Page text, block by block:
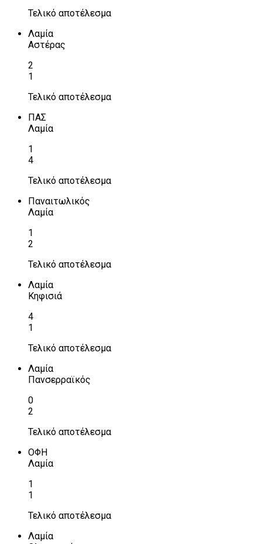
Τελικό αποτέλεσμα
Λαμία
Αστέρας
2
1
Τελικό αποτέλεσμα
ΠΑΣ
Λαμία
1
4
Τελικό αποτέλεσμα
Παναιτωλικός
Λαμία
1
2
Τελικό αποτέλεσμα
Λαμία
Κηφισιά
4
1
Τελικό αποτέλεσμα
Λαμία
Πανσερραϊκός
0
2
Τελικό αποτέλεσμα
ΟΦΗ
Λαμία
1
1
Τελικό αποτέλεσμα
Λαμία